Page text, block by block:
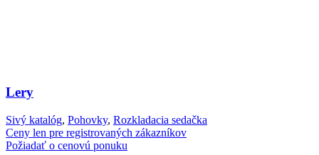
Lery
Sivý katalóg, Pohovky, Rozkladacia sedačka
Ceny len pre registrovaných zákazníkov
Požiadať o cenovú ponuku